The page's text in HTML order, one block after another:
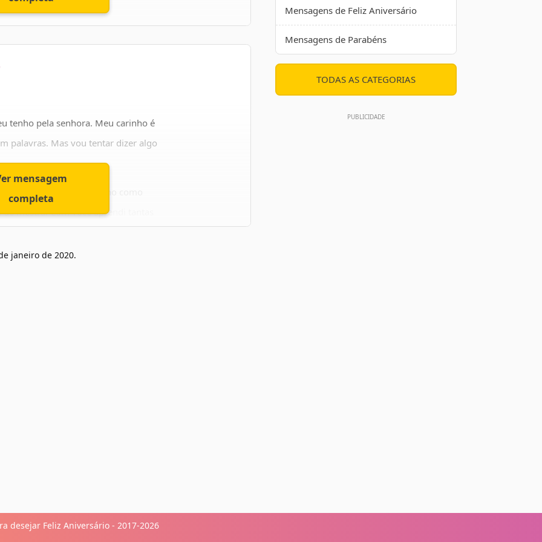
tenho pela senhora. Meu carinho é
palavras. Mas vou tentar dizer algo
em minha vida. Te tenho como
mestra. Com você aprendi tantas
mensagem
completa
janeiro de 2020.
Mensagens de Feliz Aniversário
Mensagens de Parabéns
TODAS AS CATEGORIAS
desejar Feliz Aniversário - 2017-2026